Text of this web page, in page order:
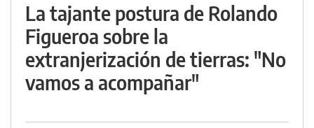
La tajante postura de Rolando
Figueroa sobre la
extranjerización de tierras: "No
vamos a acompañar"